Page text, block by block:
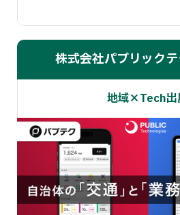
株式会社パブリック
地域×Tech出